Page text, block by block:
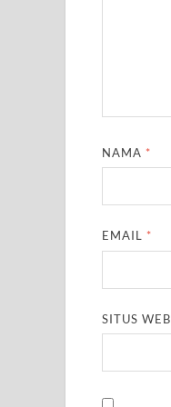
NAMA *
EMAIL *
SITUS WEB